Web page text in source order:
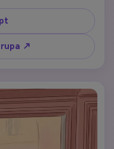
mata bersinar yang
jarak dekat. Latar
yang dilapisi dengan
dan elemen
mengalir dan tepi kain
abu terang) dengan
elegan antara garis
yang longgar dan
sinematik dengan
namun tajam,
↗